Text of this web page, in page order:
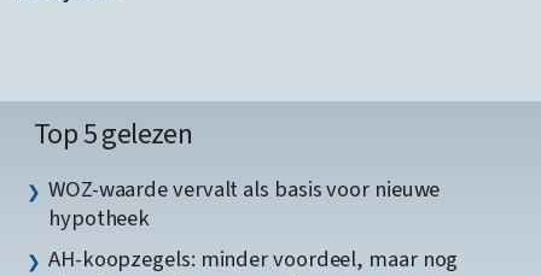
Top 5 gelezen
WOZ-waarde vervalt als basis voor nieuwe
hypotheek
AH-koopzegels: minder voordeel, maar nog